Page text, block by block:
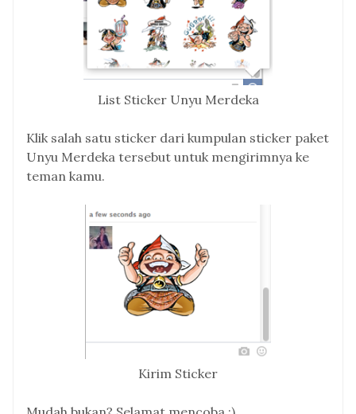
List Sticker Unyu Merdeka
Klik salah satu sticker dari kumpulan sticker paket
Unyu Merdeka tersebut untuk mengirimnya ke
teman kamu.
Kirim Sticker